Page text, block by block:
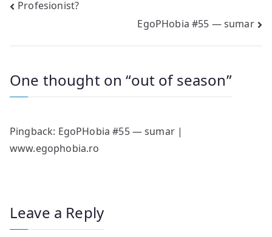
Post
Profesionist?
EgoPHobia #55 — sumar
One thought on “out of season”
Pingback: EgoPHobia #55 — sumar |
www.egophobia.ro
Leave a Reply